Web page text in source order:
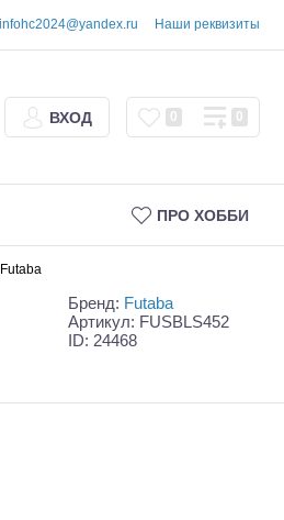
infohc2024@yandex.ru Наши реквизиты
ВХОД 0 0
ПРО ХОББИ
Шорт-корсы
Бренд: Futaba
Артикул: FUSBLS452
ID: 24468